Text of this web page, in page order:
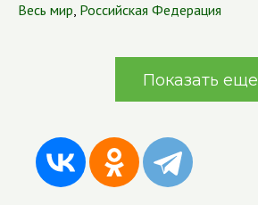
Весь мир, Российская Федерация
Показать еще